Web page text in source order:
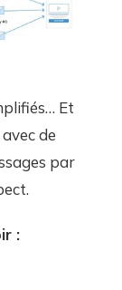
Et
de
par
: